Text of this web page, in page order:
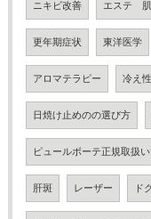
ニキビ改善 エステ 肌
更年期症状 東洋医学
アロマテラピー 冷え性
日焼け止めのの選び方
ピュールボーテ正規取扱
肝斑 レーザー ド